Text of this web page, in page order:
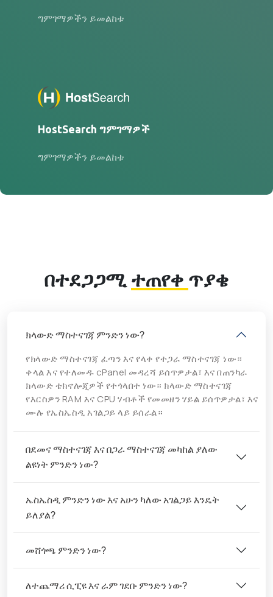
ግምገማዎችን ይመልከቱ
HostSearch ግምገማዎች
ግምገማዎችን ይመልከቱ
በተደጋጋሚ ተጠየቀ ጥያቄ
ክላውድ ማስተናገጃ ምንድን ነው?
የክላውድ ማስተናገጃ ፈጣን እና የላቀ የተጋራ ማስተናገጃ ነው።
ቀላል እና የተለመዱ cPanel መዳረሻ ይሰጥዎታል፣ እና በጠንካራ
ክላውድ ቴክኖሎጂዎች የተጎላበተ ነው። ክላውድ ማስተናገጃ
የእርስዎን RAM እና CPU ሃብቶች የመመዘን ሃይል ይሰጥዎታል፣ እና
ሙሉ የኤስኤስዲ አገልጋይ ላይ ይሰራል።
በደመና ማስተናገጃ እና በጋራ ማስተናገጃ መካከል ያለው
ልዩነት ምንድን ነው?
ኤስኤስዲ ምንድን ነው እና አሁን ካለው አገልጋይ እንዴት
ይለያል?
መሸጎጫ ምንድን ነው?
ለተጨማሪ ሲፒዩ እና ራም ገደቡ ምንድን ነው?